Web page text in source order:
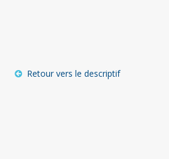
Retour vers le descriptif